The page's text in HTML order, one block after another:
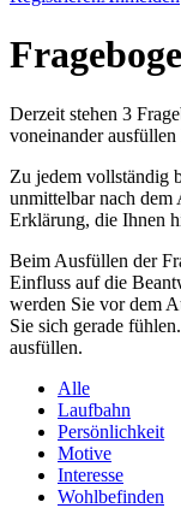
Derzeit stehen 3
voneinander ausfüllen
Zu jedem vollständig
unmittelbar nach
Erklärung, die Ihnen
Beim Ausfüllen der
Einfluss auf die
werden Sie vor dem
Sie sich gerade
ausfüllen.
Alle
Laufbahn
Persönlichkeit
Motive
Interesse
Wohlbefinden